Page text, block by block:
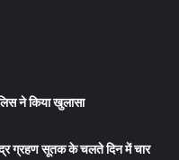
ने किया खुलासा
ग्रहण सूतक के चलते दिन में चार